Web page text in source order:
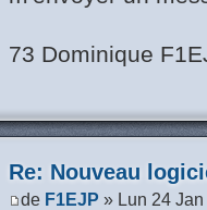
73 Dominique
Re: Nouveau
de F1EJP » Lun 24